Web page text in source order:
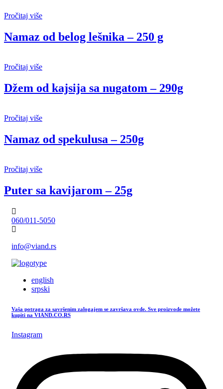
Pročitaj više
Namaz od belog lešnika – 250 g
Pročitaj više
Džem od kajsija sa nugatom – 290g
Pročitaj više
Namaz od spekulusa – 250g
Pročitaj više
Puter sa kavijarom – 25g
060/011-5050
info@viand.rs
english
srpski
Vaša potraga za savršenim zalogajem se završava ovde. Sve proizvode možete
kupiti na VIAND.CO.RS
Instagram